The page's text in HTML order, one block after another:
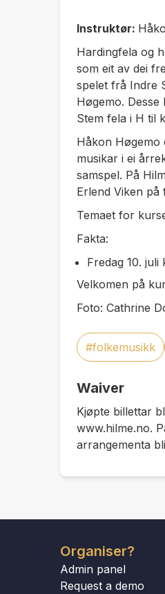
Instruktør:
Hardingfela og
som eit av dei
spelet frå Indre
Høgemo.
Stem fela i H til
Håkon Høgemo
musikar i ei
samspel. På
Erlend Viken på
Temaet for
Fakta:
Fredag 10. juli
Velkomen på
Foto: Cathrine
#folkemusikk
Waiver
Kjøpte billettar
www.hilme.no.
arrangementa
Organiser?
Admin panel
Request a demo